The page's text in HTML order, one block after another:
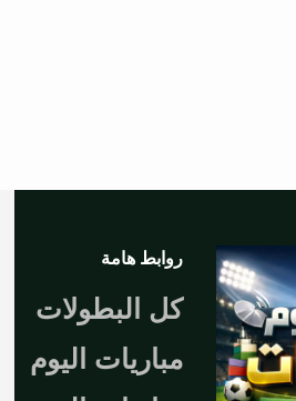
روابط هامة
كل البطولات
مباريات اليوم